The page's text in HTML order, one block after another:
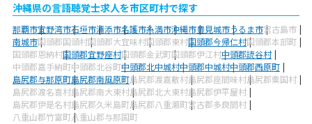
沖縄県の言語聴覚士求人を市区町村で探す
那覇市宜野湾市石垣市浦添市名護市糸満市沖縄市豊見城市うるま市宮古島市
南城市国頭郡国頭村国頭郡大宜味村国頭郡東村国頭郡今帰仁村国頭郡本部町
国頭郡恩納村国頭郡宜野座村国頭郡金武町国頭郡伊江村中頭郡読谷村
中頭郡嘉手納町中頭郡北谷町中頭郡北中城村中頭郡中城村中頭郡西原町
島尻郡与那原町島尻郡南風原町島尻郡渡嘉敷村島尻郡座間味村島尻郡粟国村
島尻郡渡名喜村島尻郡南大東村島尻郡北大東村島尻郡伊平屋村
島尻郡伊是名村島尻郡久米島町島尻郡八重瀬町宮古郡多良間村
八重山郡竹富町八重山郡与那国町